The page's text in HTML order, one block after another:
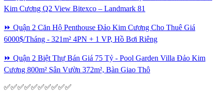
Kim Cương Q2 View Bitexco – Landmark 81
⏩ Quận 2 Căn Hộ Penthouse Đảo Kim Cương Cho Thuê Giá
6000$/Tháng - 321m² 4PN + 1 VP, Hồ Bơi Riêng
⏩ Quận 2 Biệt Thự Bán Giá 75 Tỷ - Pool Garden Villa Đảo Kim
Cương 800m² Sân Vườn 372m², Bàn Giao Thô
✅✅✅✅✅✅✅✅✅✅